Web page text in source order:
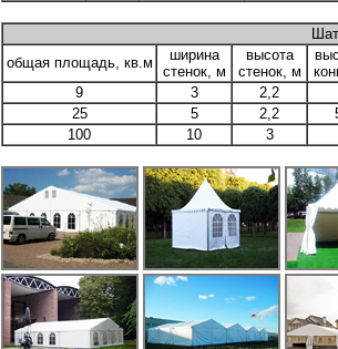
общая площадь, кв.м
ширина
стенок, м
высота
стенок, м
9
3 2,2
25
5 2,2
100
10 3